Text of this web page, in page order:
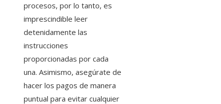
procesos, por lo tanto, es
imprescindible leer
detenidamente las
instrucciones
proporcionadas por cada
una. Asimismo, asegúrate de
hacer los pagos de manera
puntual para evitar cualquier